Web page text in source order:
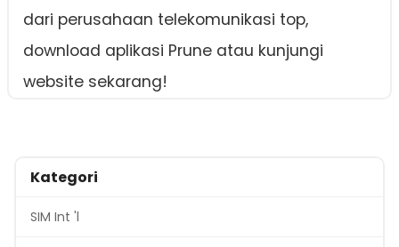
dari perusahaan telekomunikasi top,
download aplikasi Prune atau kunjungi
website sekarang!
Kategori
SIM Int 'l